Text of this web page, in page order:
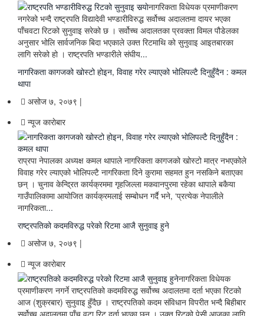
नागरिकता विधेयक प्रमाणीकरण
नगरेको भन्दै राष्ट्रपति विद्यादेवी भण्डारीविरुद्ध सर्वोच्च अदालतमा दायर भएका
पाँचवटा रिटको सुनुवाइ सरेको छ । सर्वोच्च अदालतका प्रवक्ता विमल पौडेलका
अनुसार भोलि सार्वजनिक बिदा भएकाले उक्त रिटमाथि को सुनुवाइ आइतबारका
लागि सरेको हो । राष्ट्रपति भण्डारीले संघीय...
नागरिकता कागजको खोस्टो होइन, विवाह गरेर ल्याएको भोलिपल्टै दिनुहुँदैन : कमल
थापा
असोज ७, २०७९ |
न्यूज काराेबार
राप्रपा नेपालका अध्यक्ष कमल थापाले नागरिकता कागजको खोस्टो मात्र नभएकोले
विवाह गरेर ल्याएको भोलिपल्टै नागरिकता दिने कुरामा सहमत हुन नसकिने बताएका
छन् । चुनाव केन्द्रित कार्यक्रममा गृहजिल्ला मकवानपुरमा रहेका थापाले बकैया
गाउँपालिकामा आयोजित कार्यक्रमलाई सम्बोधन गर्दै भने, ‘प्रत्येक नेपालीले
नागरिकता...
राष्ट्रपतिको कदमविरुद्ध परेको रिटमा आजै सुनुवाइ हुने
असोज ७, २०७९ |
न्यूज काराेबार
नागरिकता विधेयक
प्रमाणीकरण नगर्ने राष्ट्रपतिको कदमविरुद्ध सर्वोच्च अदालतमा दर्ता भएका रिटको
आज (शुक्रबार) सुनुवाइ हुँदैछ । राष्ट्रपतिको कदम संविधान विपरीत भन्दै बिहीबार
सर्वोच्च अदालतमा पाँच वटा रिट दर्ता भएका छन् । उक्त रिटको पेसी आजका लागि